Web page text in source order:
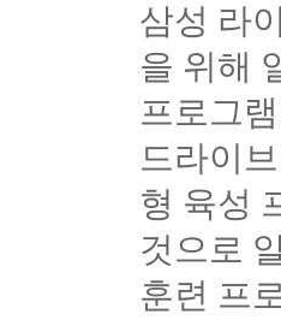
삼성 라
을 위해
프로그
드라이
형 육성
것으로
훈련 프